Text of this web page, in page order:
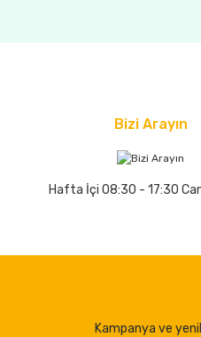
Bizi Arayın
Hafta İçi 08:30 - 17:30
Kampanya ve